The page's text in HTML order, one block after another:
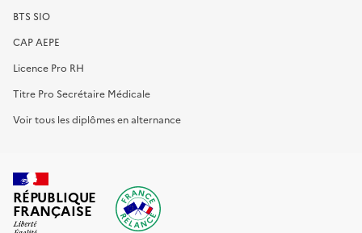
BTS SIO
CAP AEPE
Licence Pro RH
Titre Pro Secrétaire Médicale
Voir tous les diplômes en alternance
RÉPUBLIQUE
FRANÇAISE